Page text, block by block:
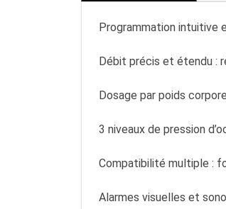
Programmation intuitive
Débit précis et étendu :
Dosage par poids
3 niveaux de pression
Compatibilité multiple :
Alarmes visuelles et